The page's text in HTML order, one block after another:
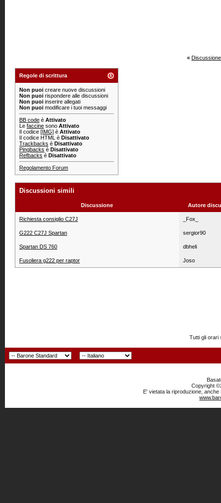
«
Regole di scrittura
Non puoi creare nuove discussioni
Non puoi rispondere alle discussioni
Non puoi inserire allegati
Non puoi modificare i tuoi messaggi
BB code è Attivato
Le faccine sono Attivato
Il codice [IMG] è Attivato
Il codice HTML è Disattivato
Trackbacks è Disattivato
Pingbacks è Disattivato
Refbacks è Disattivato
Regolamento Forum
Discussioni simili
Discussione Autore
Richiesta consiglio C27J _Fox_
G222 C27J Spartan sergior90
Spartan DS 760 dbheli
Fusoliera g222 per raptor Joso
Tutti gli orari
Copyright
E' vietata la riproduzione,